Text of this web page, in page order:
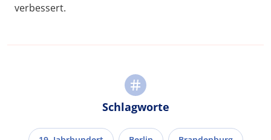
verbessert.
Schlagworte